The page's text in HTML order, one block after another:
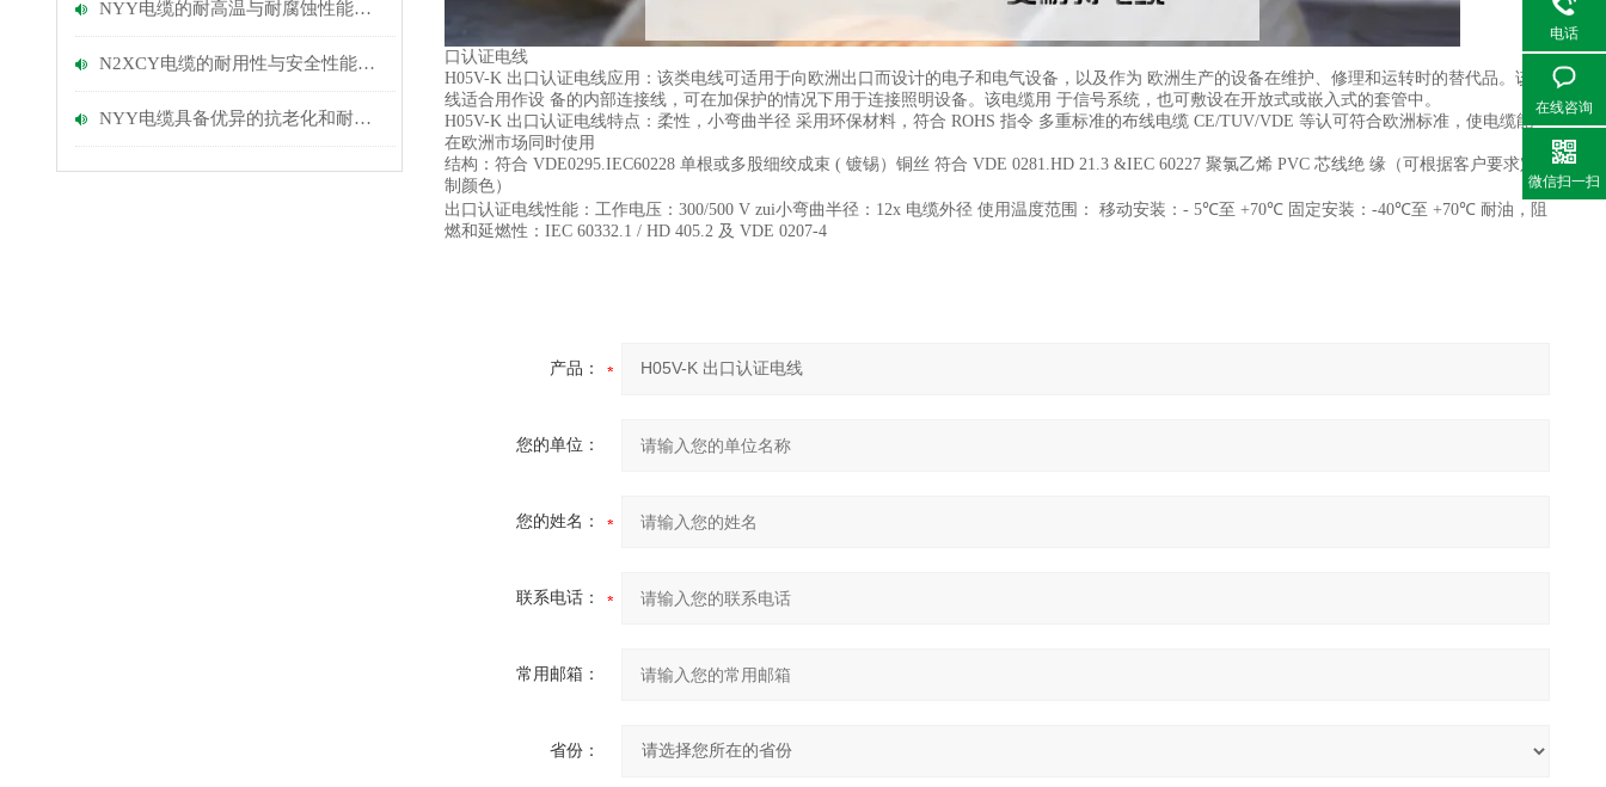
NYY电缆的耐高温与耐腐蚀性能优势
N2XCY电缆的耐用性与安全性能探讨
NYY电缆具备优异的抗老化和耐磨损性能
口认证电线
H05V-K 出口认证电线应用： 该类电线可适用于向欧洲出口而设计的电子和电气设备，以及作为 欧洲生产的设备在维护、修理和运转时的替代品。该导
线适合用作设 备的内部连接线，可在加保护的情况下用于连接照明设备。该电缆用 于信号系统，也可敷设在开放式或嵌入式的套管中。
H05V-K 出口认证电线特点： 柔性，小弯曲半径 采用环保材料，符合 ROHS 指令 多重标准的布线电缆 CE/TUV/VDE 等认可符合欧洲标准，使电缆能
在欧洲市场同时使用
结构： 符合 VDE0295.IEC60228 单根或多股细绞成束 ( 镀锡）铜丝 符合 VDE 0281.HD 21.3 &IEC 60227 聚氯乙烯 PVC 芯线绝 缘（可根据客户要求定
制颜色）
出口认证电线性能： 工作电压：300/500 V zui小弯曲半径：12x 电缆外径 使用温度范围： 移动安装：- 5℃至 +70℃ 固定安装：-40℃至 +70℃ 耐油，阻
燃和延燃性：IEC 60332.1 / HD 405.2 及 VDE 0207-4
产品：
您的单位：
您的姓名：
联系电话：
常用邮箱：
省份：
电话
在线咨询
微信扫一扫